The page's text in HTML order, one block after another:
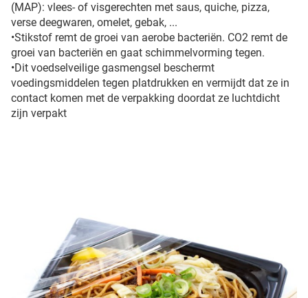
(MAP): vlees- of visgerechten met saus, quiche, pizza,
verse deegwaren, omelet, gebak, ...
•Stikstof remt de groei van aerobe bacteriën. CO2 remt de
groei van bacteriën en gaat schimmelvorming tegen.
•Dit voedselveilige gasmengsel beschermt
voedingsmiddelen tegen platdrukken en vermijdt dat ze in
contact komen met de verpakking doordat ze luchtdicht
zijn verpakt